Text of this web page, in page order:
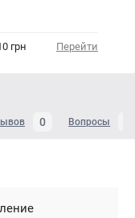
грн Перейти
0 Вопросы